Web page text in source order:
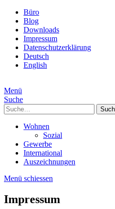
Büro
Blog
Downloads
Impressum
Datenschutzerklärung
Deutsch
English
Menü
Suche
Suche
Wohnen
Sozial
Gewerbe
International
Auszeichnungen
Menü schiessen
Impressum